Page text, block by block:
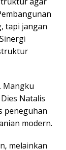
tapi jangan
Mangku
Dies Natalis
peneguhan
modern.
melainkan